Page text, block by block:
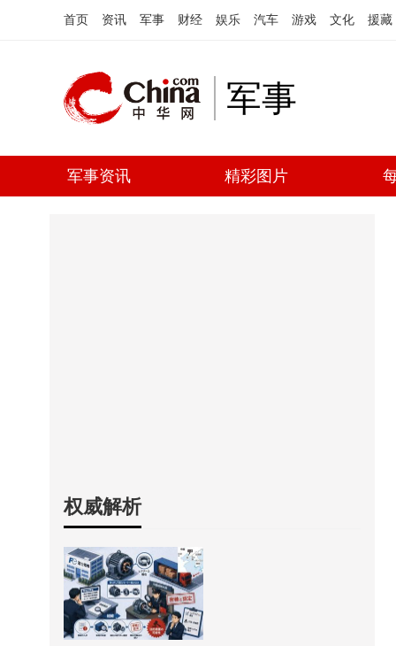
首页 资讯 军事 财经 娱乐 汽车 游戏 文化 援藏
军事
军事资讯 精彩图片
权威解析